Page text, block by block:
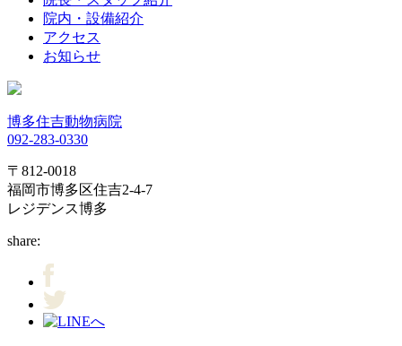
院内・設備紹介
アクセス
お知らせ
博多住吉動物病院
092-283-0330
〒812-0018
福岡市博多区住吉2-4-7
レジデンス博多
share: